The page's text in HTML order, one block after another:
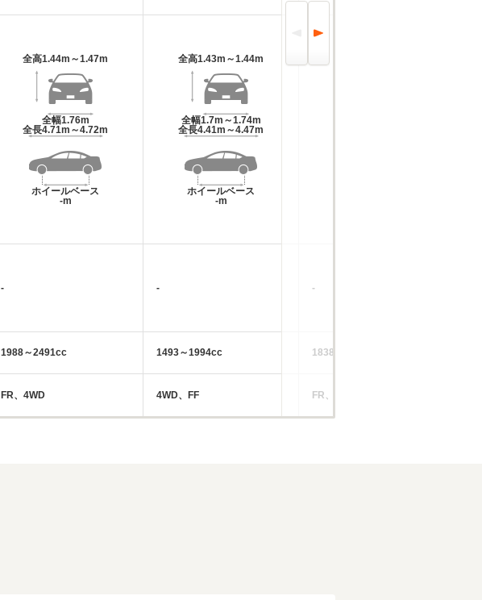
全高1.44m～1.47m
全幅1.76m
全長4.71m～4.72m
ホイールベース
-m
-
1988～2491cc
FR、4WD
全高1.43m～1.44m
全幅1.7m～1.74m
全長4.41m～4.47m
ホイールベース
-m
-
1493～1994cc
4WD、FF
-
1838～2997cc
FR、4WD